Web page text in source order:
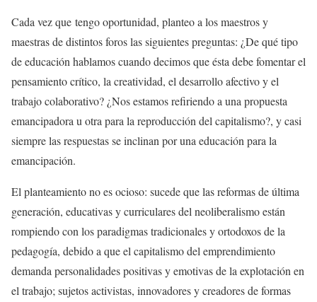
Cada vez que tengo oportunidad, planteo a los maestros y
maestras de distintos foros las siguientes preguntas: ¿De qué tipo
de educación hablamos cuando decimos que ésta debe fomentar el
pensamiento crítico, la creatividad, el desarrollo afectivo y el
trabajo colaborativo? ¿Nos estamos refiriendo a una propuesta
emancipadora u otra para la reproducción del capitalismo?, y casi
siempre las respuestas se inclinan por una educación para la
emancipación.
El planteamiento no es ocioso: sucede que las reformas de última
generación, educativas y curriculares del neoliberalismo están
rompiendo con los paradigmas tradicionales y ortodoxos de la
pedagogía, debido a que el capitalismo del emprendimiento
demanda personalidades positivas y emotivas de la explotación en
el trabajo; sujetos activistas, innovadores y creadores de formas